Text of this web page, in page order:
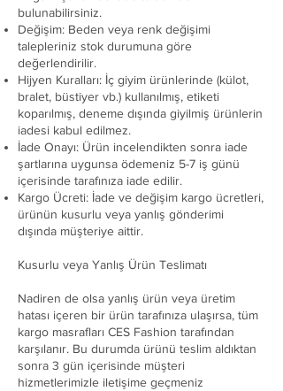
bulunabilirsiniz.
Değişim: Beden veya renk değişimi
talepleriniz stok durumuna göre
değerlendirilir.
Hijyen Kuralları: İç giyim ürünlerinde (külot,
bralet, büstiyer vb.) kullanılmış, etiketi
koparılmış, deneme dışında giyilmiş ürünlerin
iadesi kabul edilmez.
İade Onayı: Ürün incelendikten sonra iade
şartlarına uygunsa ödemeniz 5-7 iş günü
içerisinde tarafınıza iade edilir.
Kargo Ücreti: İade ve değişim kargo ücretleri,
ürünün kusurlu veya yanlış gönderimi
dışında müşteriye aittir.
Kusurlu veya Yanlış Ürün Teslimatı
Nadiren de olsa yanlış ürün veya üretim
hatası içeren bir ürün tarafınıza ulaşırsa, tüm
kargo masrafları CES Fashion tarafından
karşılanır. Bu durumda ürünü teslim aldıktan
sonra 3 gün içerisinde müşteri
hizmetlerimizle iletişime geçmeniz